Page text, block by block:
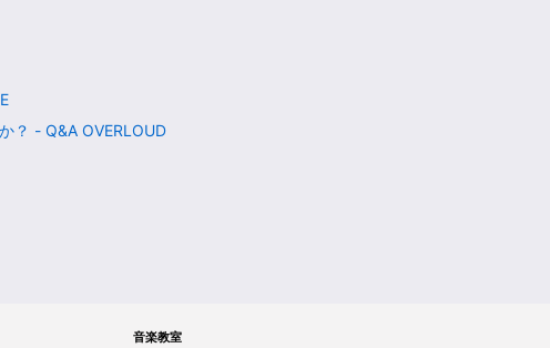
？ - Q&A OVERLOUD
音楽教室